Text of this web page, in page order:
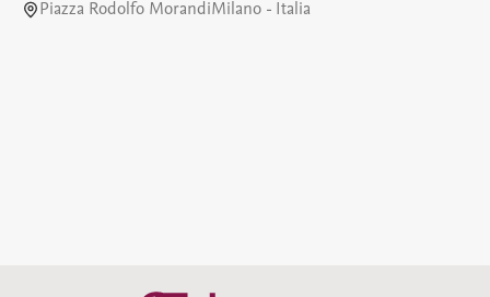
Piazza Rodolfo MorandiMilano - Italia